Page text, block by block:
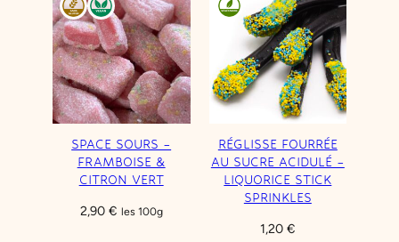
TYPE DE BONBON
p
a
r
p
o
p
u
l
a
r
SPACE SOURS –
FRAMBOISE &
CITRON VERT
2,90 € les 100g
RÉGLISSE FOURRÉE
AU SUCRE ACIDULÉ –
LIQUORICE STICK
SPRINKLES
1,20 €